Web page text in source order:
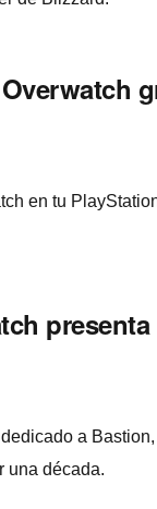
en tu
presenta
a Bastion,
una década.